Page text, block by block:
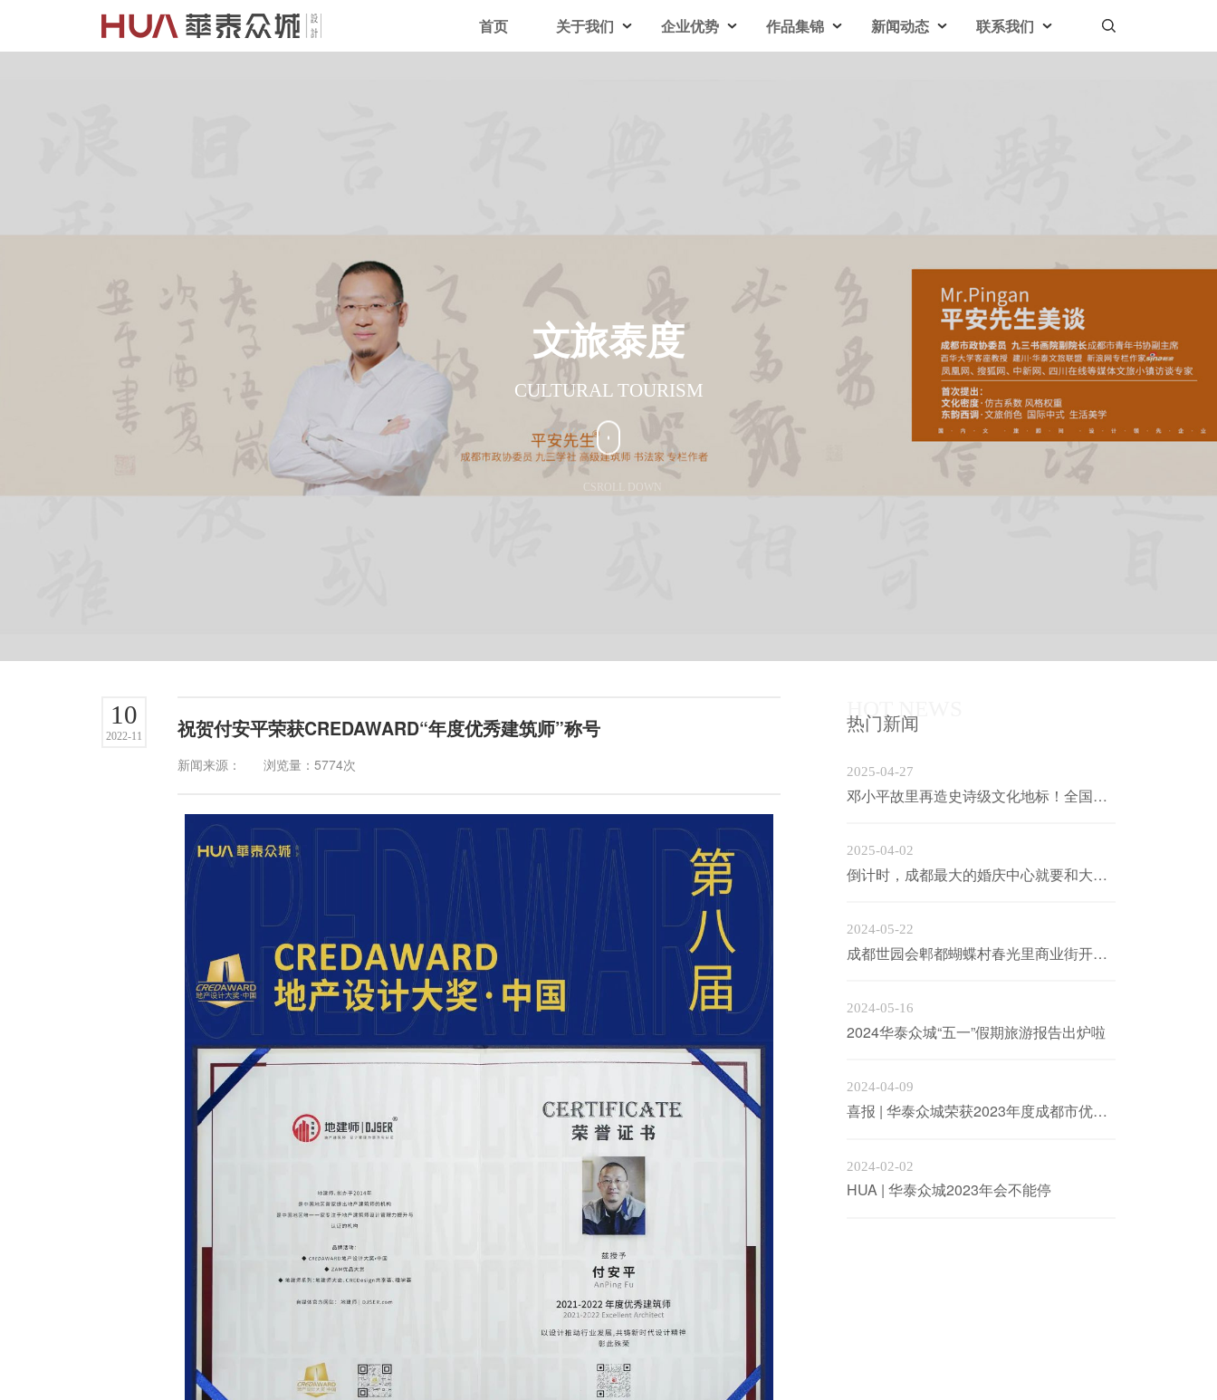
首页 关于我们 企业优势 作品集锦 新闻动态 联系我们
文旅泰度
CULTURAL TOURISM
CSROLL DOWN
10
2022-11 祝贺付安平荣获CREDAWARD“年度优秀建筑师”称号
新闻来源： 浏览量：5774次
HOT NEWS
热门新闻
2025-04-27
邓小平故里再造史诗级文化地标！全国最大村级博物馆聚落启幕倒计时！
2025-04-02
倒计时，成都最大的婚庆中心就要和大家见面啦
2024-05-22
成都世园会郫都蝴蝶村春光里商业街开街啦
2024-05-16
2024华泰众城“五一”假期旅游报告出炉啦
2024-04-09
喜报 | 华泰众城荣获2023年度成都市优秀原创方案设计奖
2024-02-02
HUA | 华泰众城2023年会不能停